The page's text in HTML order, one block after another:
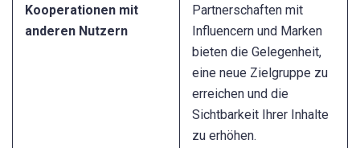
Kooperationen mit
anderen Nutzern
Partnerschaften mit
Influencern und Marken
bieten die Gelegenheit,
eine neue Zielgruppe zu
erreichen und die
Sichtbarkeit Ihrer Inhalte
zu erhöhen.